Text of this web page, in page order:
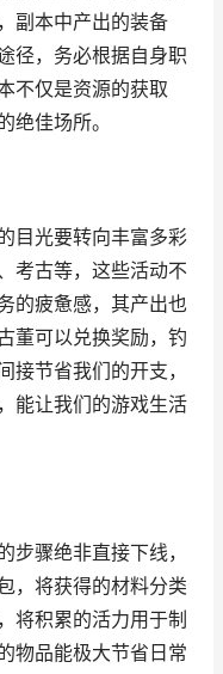
副本中产出的装备
径，务必根据自身职
不仅是资源的获取
绝佳场所。
目光要转向丰富多彩
考古等，这些活动不
的疲惫感，其产出也
董可以兑换奖励，钓
接节省我们的开支，
能让我们的游戏生活
步骤绝非直接下线，
，将获得的材料分类
将积累的活力用于制
物品能极大节省日常